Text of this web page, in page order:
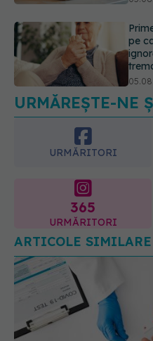
URMĂREȘTE-NE
URMĂRITORI
365
URMĂRITORI
ARTICOLE SIMILARE